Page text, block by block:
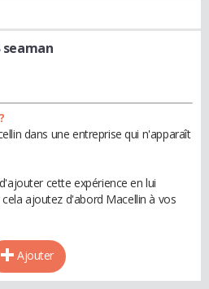
seaman
dans une entreprise qui n'apparaît
cette expérience en lui
ajoutez d'abord Macellin à vos
Ajouter